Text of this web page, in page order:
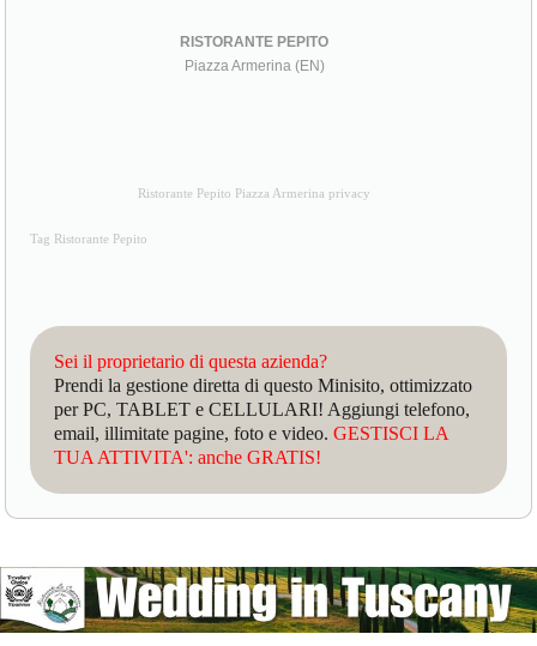
RISTORANTE PEPITO
Piazza Armerina (EN)
Ristorante Pepito Piazza Armerina privacy
Tag Ristorante Pepito
Sei il proprietario di questa azienda?
Prendi la gestione diretta di questo Minisito, ottimizzato
per PC, TABLET e CELLULARI! Aggiungi telefono,
email, illimitate pagine, foto e video.GESTISCI LA
TUA ATTIVITA': anche GRATIS!